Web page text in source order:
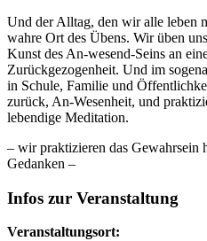
Und der Alltag, den wir alle leben
wahre Ort des Übens. Wir üben
Kunst des An-wesend-Seins an
Zurückgezogenheit. Und im
in Schule, Familie und
zurück, An-Wesenheit, und
lebendige Meditation.
– wir praktizieren das Gewahrsein
Gedanken –
Infos zur Veranstaltung
Veranstaltungsort: